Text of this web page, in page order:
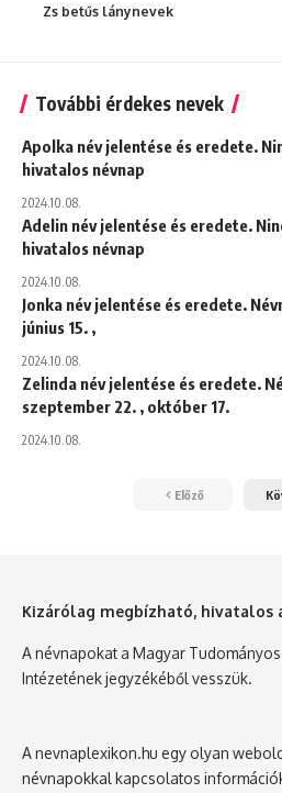
Zs betűs lánynevek
További érdekes nevek
Apolka név jelentése és eredete.
hivatalos névnap
2024.10.08.
Adelin név jelentése és eredete.
hivatalos névnap
2024.10.08.
Jonka név jelentése és eredete.
június 15. ,
2024.10.08.
Zelinda név jelentése és eredete.
szeptember 22. , október 17.
2024.10.08.
Előző
Kizárólag megbízható, hivatalos
A névnapokat a Magyar
Intézetének jegyzékéből vesszük.
A nevnaplexikon.hu egy olyan
névnapokkal kapcsolatos